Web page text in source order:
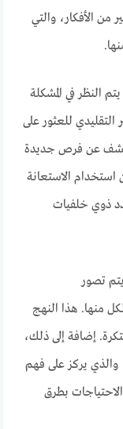
الأفكار، والتي
النظر في المشكلة
للعثور على
عن فرص جديدة
الاستعانة
ذوي خلفيات
تصور
لكل منها. هذا النهج
إضافة إلى ذلك،
والذي يركز على فهم
بطرق